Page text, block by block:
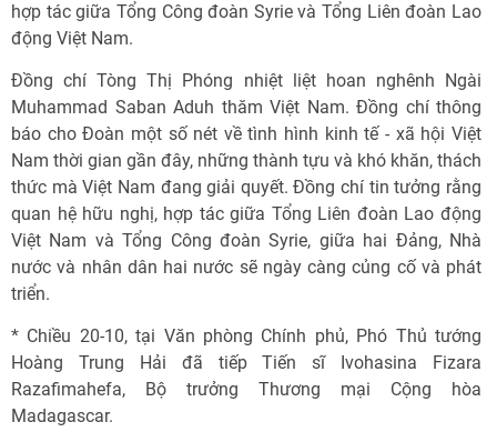
hợp tác giữa Tổng Công đoàn Syrie và Tổng Liên đoàn Lao
động Việt Nam.
Đồng chí Tòng Thị Phóng nhiệt liệt hoan nghênh Ngài
Muhammad Saban Aduh thăm Việt Nam. Đồng chí thông
báo cho Đoàn một số nét về tình hình kinh tế - xã hội Việt
Nam thời gian gần đây, những thành tựu và khó khăn, thách
thức mà Việt Nam đang giải quyết. Đồng chí tin tưởng rằng
quan hệ hữu nghị, hợp tác giữa Tổng Liên đoàn Lao động
Việt Nam và Tổng Công đoàn Syrie, giữa hai Đảng, Nhà
nước và nhân dân hai nước sẽ ngày càng củng cố và phát
triển.
* Chiều 20-10, tại Văn phòng Chính phủ, Phó Thủ tướng
Hoàng Trung Hải đã tiếp Tiến sĩ Ivohasina Fizara
Razafimahefa, Bộ trưởng Thương mại Cộng hòa
Madagascar.